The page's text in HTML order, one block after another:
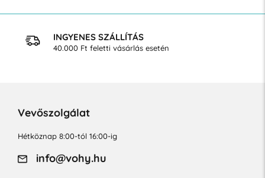
INGYENES SZÁLLÍTÁS
40.000 Ft feletti vásárlás esetén
Vevőszolgálat
Hétköznap 8:00-tól 16:00-ig
info@vohy.hu